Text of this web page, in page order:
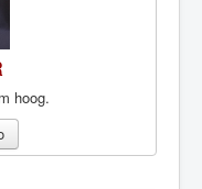
hoog.